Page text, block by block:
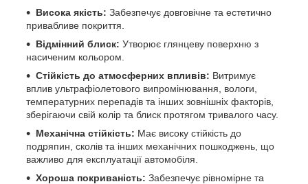
Висока якість: Забезпечує довговічне та естетично
привабливе покриття.
Відмінний блиск: Утворює глянцеву поверхню з
насиченим кольором.
Стійкість до атмосферних впливів: Витримує
вплив ультрафіолетового випромінювання, вологи,
температурних перепадів та інших зовнішніх факторів,
зберігаючи свій колір та блиск протягом тривалого часу.
Механічна стійкість: Має високу стійкість до
подряпин, сколів та інших механічних пошкоджень, що
важливо для експлуатації автомобіля.
Хороша покриваність: Забезпечує рівномірне та